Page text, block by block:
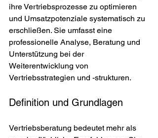
ihre Vertriebsprozesse zu optimieren
und Umsatzpotenziale systematisch zu
erschließen. Sie umfasst eine
professionelle Analyse, Beratung und
Unterstützung bei der
Weiterentwicklung von
Vertriebsstrategien und -strukturen.
Definition und Grundlagen
Vertriebsberatung bedeutet mehr als